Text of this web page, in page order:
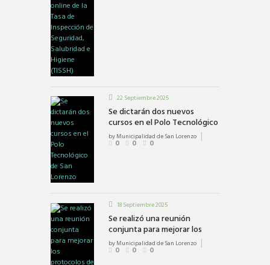
22 Septiembre 2025
Se dictarán dos nuevos
cursos en el Polo Tecnológico
de San Lorenzo
byMunicipalidad de San Lorenzo
0 0 0
18 Septiembre 2025
Se realizó una reunión
conjunta para mejorar los
protocolos de búsqueda y
rescate en San Lorenzo
byMunicipalidad de San Lorenzo
0 0 0